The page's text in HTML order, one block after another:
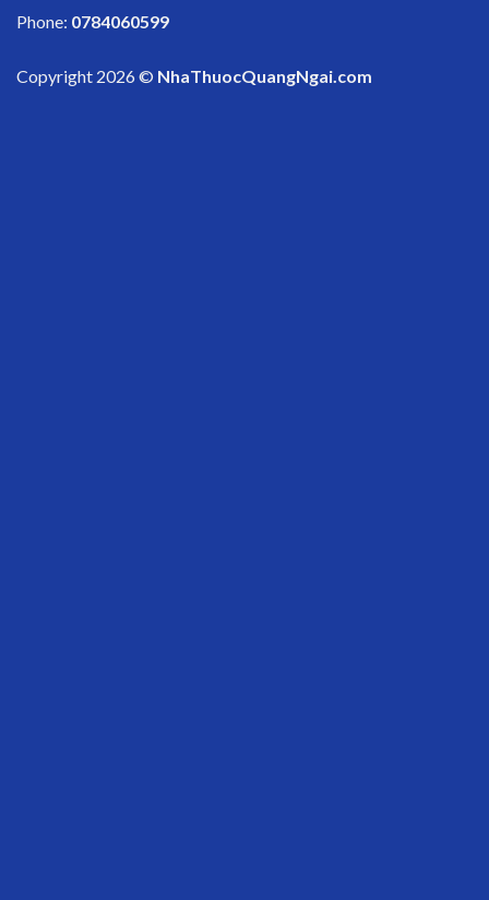
Phone: 0784060599
Copyright 2026 © NhaThuocQuangNgai.com